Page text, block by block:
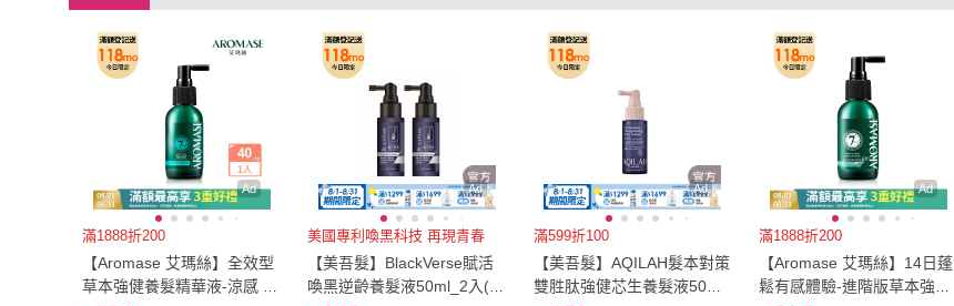
低溫宅配
大家電安心配
大家電快配
及以上 3 及以上
Ad
滿1888折200
【Aromase 艾瑪絲】全效型
草本強健養髮精華液-涼感 40
Ad
美國專利喚黑科技 再現青春
【美吾髮】BlackVerse賦活
喚黑逆齡養髮液50ml_2入(何
Ad
滿599折100
【美吾髮】AQILAH髮本對策
雙胜肽強健芯生養髮液50ml
Ad
滿1888折200
【Aromase 艾瑪絲】14日蓬
鬆有感體驗-進階版草本強健